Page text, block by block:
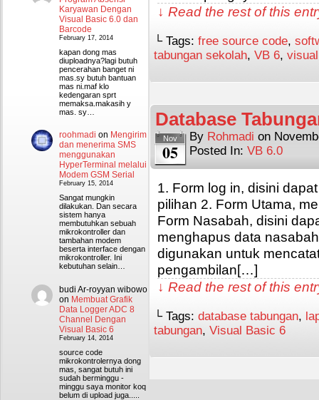
Karyawan Dengan
Visual Basic 6.0 dan
Barcode
February 17, 2014
kapan dong mas
diuploadnya?lagi butuh
pencerahan banget ni
mas.sy butuh bantuan
mas ni.maf klo
kedengaran sprt
memaksa.makasih y
mas. sy…
roohmadi on Mengirim
dan menerima SMS
menggunakan
HyperTerminal melalui
Modem GSM Serial
February 15, 2014
Sangat mungkin
dilakukan. Dan secara
sistem hanya
membutuhkan sebuah
mikrokontroller dan
tambahan modem
beserta interface dengan
mikrokontroller. Ini
kebutuhan selain…
budi Ar-royyan wibowo
on Membuat Grafik
Data Logger ADC 8
Channel Dengan
Visual Basic 6
February 14, 2014
source code
mikrokontrolernya dong
mas, sangat butuh ini
sudah berminggu -
minggu saya monitor koq
belum di upload juga.....
↓ Read the rest of this
└ Tags: free source code,
tabungan sekolah, VB 6,
Database
Nov
05
By Rohmadi on
Posted In: VB 6.0
1. Form log in, disini
pilihan 2. Form Utama,
Form Nasabah, disini
menghapus data
digunakan untuk
pengambilan[…]
↓ Read the rest of this
└ Tags: database tabungan,
tabungan, Visual Basic 6